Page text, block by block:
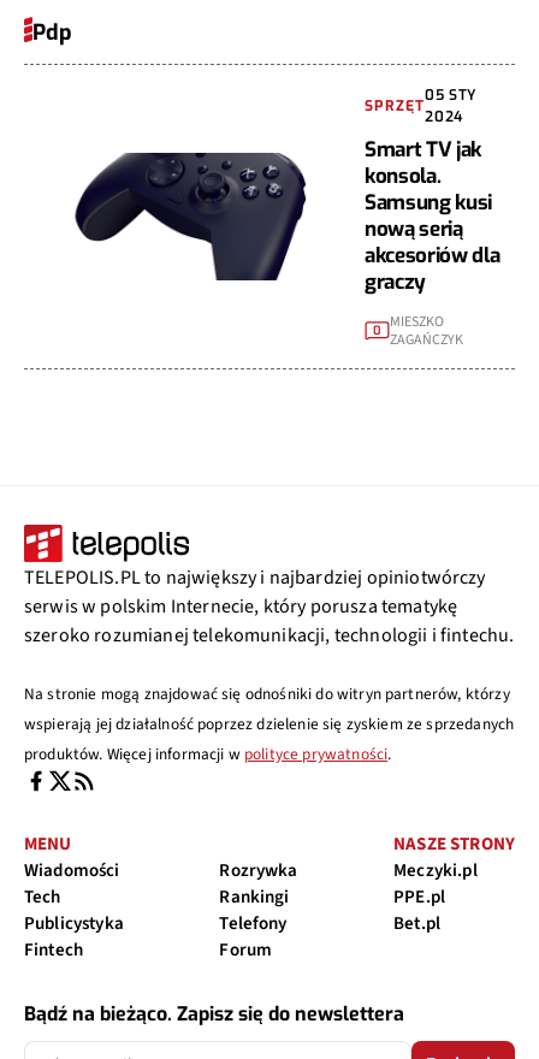
Pdp
SPRZĘT
05 STY
2024
Smart TV jak
konsola.
Samsung kusi
nową serią
akcesoriów dla
graczy
0
MIESZKO
ZAGAŃCZYK
TELEPOLIS.PL to największy i najbardziej opiniotwórczy
serwis w polskim Internecie, który porusza tematykę
szeroko rozumianej telekomunikacji, technologii i fintechu.
Na stronie mogą znajdować się odnośniki do witryn partnerów, którzy
wspierają jej działalność poprzez dzielenie się zyskiem ze sprzedanych
produktów. Więcej informacji w polityce prywatności.
MENU
Wiadomości
Tech
Publicystyka
Fintech
Rozrywka
Rankingi
Telefony
Forum
NASZE STRONY
Meczyki.pl
PPE.pl
Bet.pl
Bądź na bieżąco. Zapisz się do newslettera